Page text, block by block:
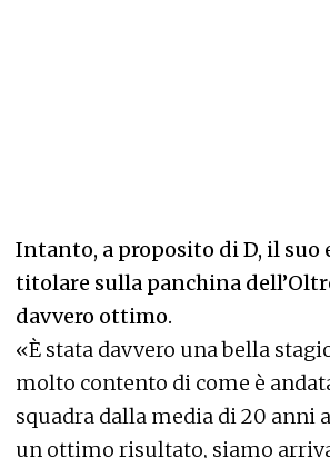
Intanto, a proposito di D, il suo
titolare sulla panchina
davvero ottimo.
«È stata davvero una bella
molto contento di come è
squadra dalla media di 20 anni
un ottimo risultato, siamo